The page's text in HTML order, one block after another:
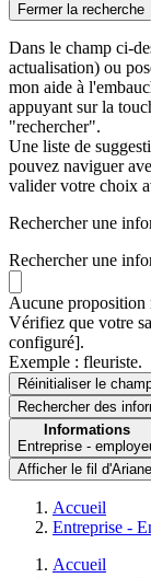
Fermer la recherche
Dans le champ ci-
actualisation) ou
mon aide à
appuyant sur la
"rechercher".
Une liste de
pouvez naviguer
valider votre choix
Rechercher une
Rechercher une
Aucune proposition
Vérifiez que votre
configuré].
Exemple : fleuriste.
Réinitialiser le
Rechercherdes
Informations
Entreprise -
Afficher le fil d'Ariane
Accueil
Entreprise -
Accueil